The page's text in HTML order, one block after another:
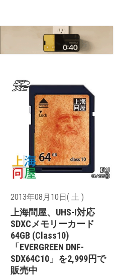
2013年08月10日( 土 )
上海問屋、UHS-I対応
SDXCメモリーカード
64GB (Class10)
「EVERGREEN DNF-
SDX64C10」を2,999円で
販売中